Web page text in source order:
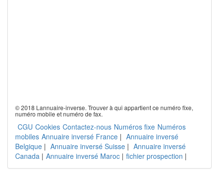
© 2018 Lannuaire-inverse. Trouver à qui appartient ce numéro fixe,
numéro mobile et numéro de fax.
CGU Cookies Contactez-nous Numéros fixe Numéros
mobiles Annuaire inversé France | Annuaire inversé
Belgique | Annuaire inversé Suisse | Annuaire inversé
Canada | Annuaire inversé Maroc | fichier prospection |